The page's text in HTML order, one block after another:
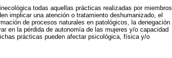
todas aquellas prácticas realizadas por miembros
implicar una atención o tratamiento deshumanizado, el
de procesos naturales en patológicos, la denegación
en la pérdida de autonomía de las mujeres y/o capacidad
prácticas pueden afectar psicológica, física y/o